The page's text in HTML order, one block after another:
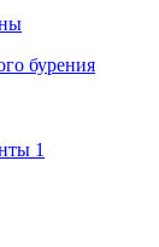
бурения
1